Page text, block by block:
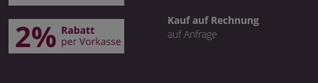
Kauf auf Rechnung
auf Anfrage